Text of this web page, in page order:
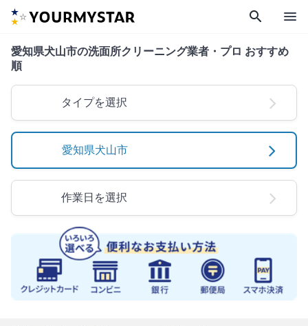
search menu
愛知県犬山市の洗面所クリーニング業者・プロ おすすめ
順
タイプを選択
愛知県犬山市
作業日を選択